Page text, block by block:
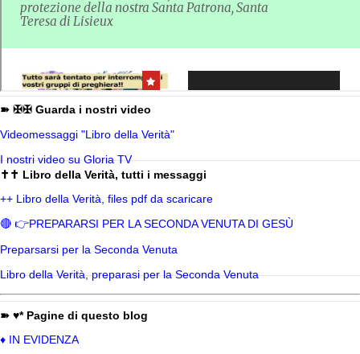
➽ ✠✠ Guarda i nostri video
Videomessaggi "Libro della Verità"
I nostri video su Gloria TV
✝✝ Libro della Verità, tutti i messaggi
++ Libro della Verità, files pdf da scaricare
🔴 👉PREPARARSI PER LA SECONDA VENUTA DI GESÙ
Preparsarsi per la Seconda Venuta
Libro della Verità, preparasi per la Seconda Venuta
➽ ♥* Pagine di questo blog
♦ IN EVIDENZA